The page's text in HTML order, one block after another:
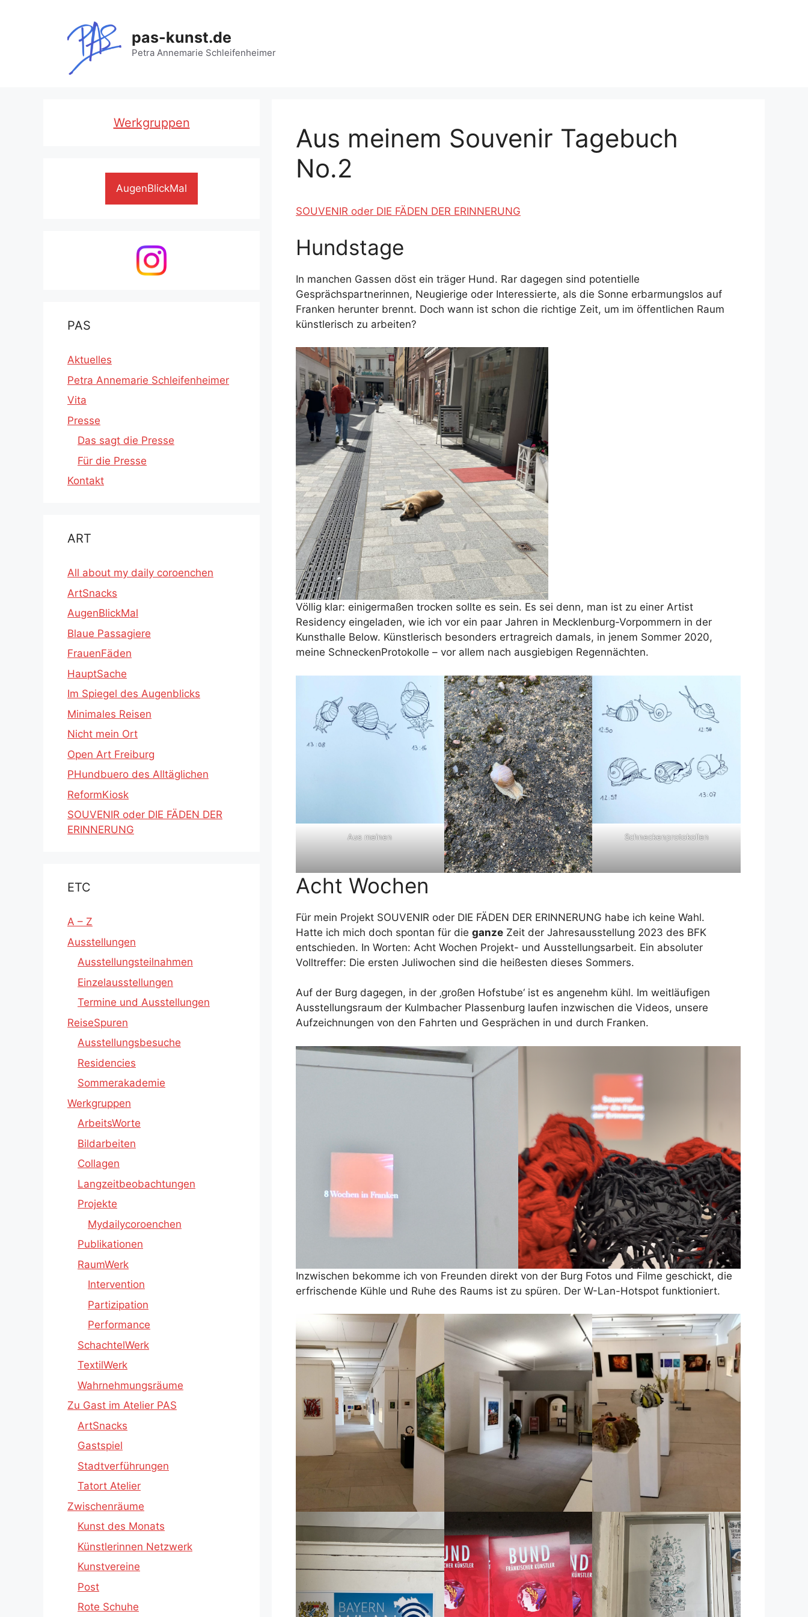
pas-kunst.de
Petra Annemarie Schleifenheimer
Aus meinem Souvenir Tagebuch
No.2
SOUVENIR oder DIE FÄDEN DER ERINNERUNG
Hundstage
In manchen Gassen döst ein träger Hund. Rar dagegen sind potentielle
Gesprächspartnerinnen, Neugierige oder Interessierte, als die Sonne erbarmungslos auf
Franken herunter brennt. Doch wann ist schon die richtige Zeit, um im öffentlichen Raum
künstlerisch zu arbeiten?
Völlig klar: einigermaßen trocken sollte es sein. Es sei denn, man ist zu einer Artist
Residency eingeladen, wie ich vor ein paar Jahren in Mecklenburg-Vorpommern in der
Kunsthalle Below. Künstlerisch besonders ertragreich damals, in jenem Sommer 2020,
meine SchneckenProtokolle – vor allem nach ausgiebigen Regennächten.
Aus meinen Schneckenprotokollen
Acht Wochen
Für mein Projekt SOUVENIR oder DIE FÄDEN DER ERINNERUNG habe ich keine Wahl.
Hatte ich mich doch spontan für die ganze Zeit der Jahresausstellung 2023 des BFK
entschieden. In Worten: Acht Wochen Projekt- und Ausstellungsarbeit. Ein absoluter
Volltreffer: Die ersten Juliwochen sind die heißesten dieses Sommers.
Auf der Burg dagegen, in der ‚großen Hofstube‘ ist es angenehm kühl. Im weitläufigen
Ausstellungsraum der Kulmbacher Plassenburg laufen inzwischen die Videos, unsere
Aufzeichnungen von den Fahrten und Gesprächen in und durch Franken.
Inzwischen bekomme ich von Freunden direkt von der Burg Fotos und Filme geschickt, die
erfrischende Kühle und Ruhe des Raums ist zu spüren. Der W-Lan-Hotspot funktioniert.
Werkgruppen
AugenBlickMal
PAS
Aktuelles
Petra Annemarie Schleifenheimer
Vita
Presse
Das sagt die Presse
Für die Presse
Kontakt
ART
All about my daily coroenchen
ArtSnacks
AugenBlickMal
Blaue Passagiere
FrauenFäden
HauptSache
Im Spiegel des Augenblicks
Minimales Reisen
Nicht mein Ort
Open Art Freiburg
PHundbuero des Alltäglichen
ReformKiosk
SOUVENIR oder DIE FÄDEN DER
ERINNERUNG
ETC
A – Z
Ausstellungen
Ausstellungsteilnahmen
Einzelausstellungen
Termine und Ausstellungen
ReiseSpuren
Ausstellungsbesuche
Residencies
Sommerakademie
Werkgruppen
ArbeitsWorte
Bildarbeiten
Collagen
Langzeitbeobachtungen
Projekte
Mydailycoroenchen
Publikationen
RaumWerk
Intervention
Partizipation
Performance
SchachtelWerk
TextilWerk
Wahrnehmungsräume
Zu Gast im Atelier PAS
ArtSnacks
Gastspiel
Stadtverführungen
Tatort Atelier
Zwischenräume
Kunst des Monats
Künstlerinnen Netzwerk
Kunstvereine
Post
Rote Schuhe